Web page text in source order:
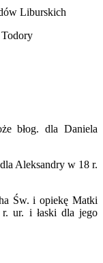
Liburskich
błog. dla Daniela
Aleksandry w 18 r.
Św. i opiekę Matki
ur. i łaski dla jego